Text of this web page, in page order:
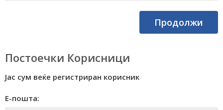
Продолжи
Постоечки Корисници
Јас сум веќе регистриран корисник
Е-пошта: